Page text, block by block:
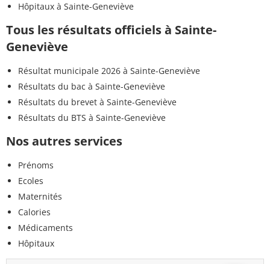
Hôpitaux à Sainte-Geneviève
Tous les résultats officiels à Sainte-
Geneviève
Résultat municipale 2026 à Sainte-Geneviève
Résultats du bac à Sainte-Geneviève
Résultats du brevet à Sainte-Geneviève
Résultats du BTS à Sainte-Geneviève
Nos autres services
Prénoms
Ecoles
Maternités
Calories
Médicaments
Hôpitaux